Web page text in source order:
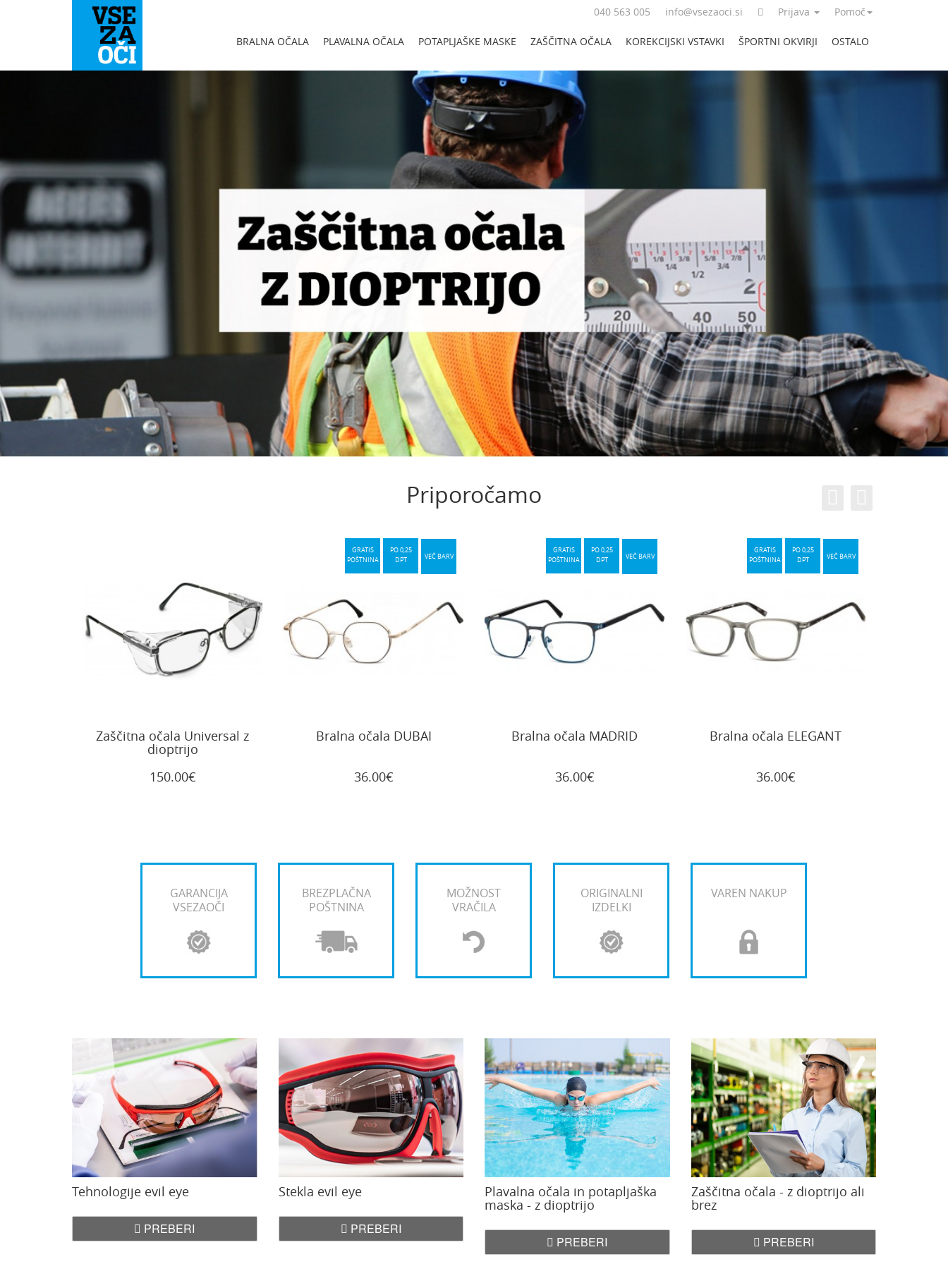
040 563 005 info@vsezaoci.si Prijava Pomoč
BRALNA OČALA PLAVALNA OČALA POTAPLJAŠKE MASKE ZAŠČITNA OČALA KOREKCIJSKI VSTAVKI ŠPORTNI OKVIRJI OSTALO
Priporočamo
Zaščitna očala Universal z
dioptrijo
150.00€
GRATIS
POŠTNINA
PO 0,25
DPT
VEČ BARV
Bralna očala DUBAI
36.00€
GRATIS
POŠTNINA
PO 0,25
DPT
VEČ BARV
Bralna očala MADRID
36.00€
GRATIS
POŠTNINA
PO 0,25
DPT
VEČ BARV
Bralna očala ELEGANT
36.00€
GARANCIJA
VSEZAOČI
BREZPLAČNA
POŠTNINA
MOŽNOST
VRAČILA
ORIGINALNI
IZDELKI
VAREN NAKUP
Tehnologije evil eye
PREBERI
Stekla evil eye
PREBERI
Plavalna očala in potapljaška
maska - z dioptrijo
PREBERI
Zaščitna očala - z dioptrijo ali
brez
PREBERI